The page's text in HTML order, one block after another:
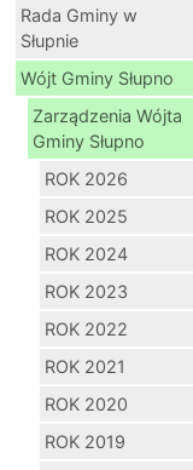
Rada Gminy w
Słupnie
Wójt Gminy Słupno
Zarządzenia Wójta
Gminy Słupno
ROK 2026
ROK 2025
ROK 2024
ROK 2023
ROK 2022
ROK 2021
ROK 2020
ROK 2019